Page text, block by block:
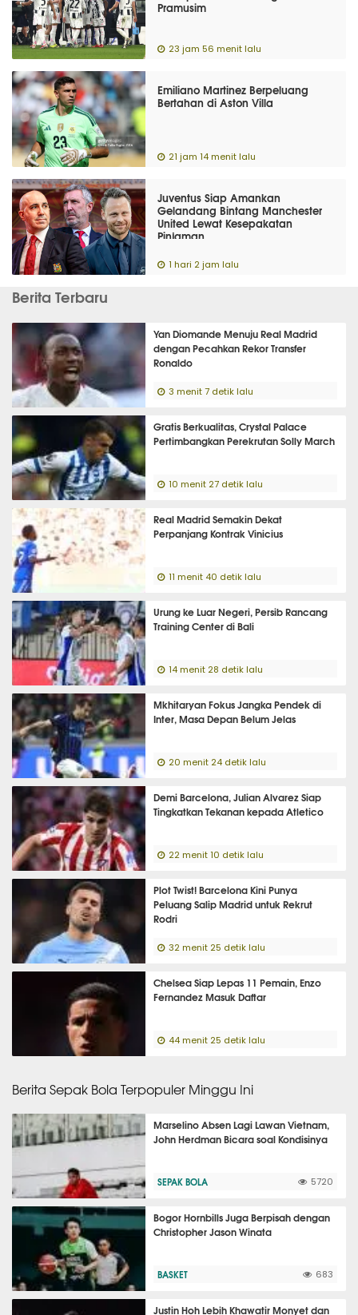
Pramusim
23 jam 56 menit lalu
Emiliano Martinez Berpeluang
Bertahan di Aston Villa
21 jam 14 menit lalu
Juventus Siap Amankan
Gelandang Bintang Manchester
United Lewat Kesepakatan
Pinjaman
1 hari 2 jam lalu
Berita Terbaru
Yan Diomande Menuju Real Madrid
dengan Pecahkan Rekor Transfer
Ronaldo
3 menit 7 detik lalu
Gratis Berkualitas, Crystal Palace
Pertimbangkan Perekrutan Solly March
10 menit 27 detik lalu
Real Madrid Semakin Dekat
Perpanjang Kontrak Vinicius
11 menit 40 detik lalu
Urung ke Luar Negeri, Persib Rancang
Training Center di Bali
14 menit 28 detik lalu
Mkhitaryan Fokus Jangka Pendek di
Inter, Masa Depan Belum Jelas
20 menit 24 detik lalu
Demi Barcelona, Julian Alvarez Siap
Tingkatkan Tekanan kepada Atletico
22 menit 10 detik lalu
Plot Twist! Barcelona Kini Punya
Peluang Salip Madrid untuk Rekrut
Rodri
32 menit 25 detik lalu
Chelsea Siap Lepas 11 Pemain, Enzo
Fernandez Masuk Daftar
44 menit 25 detik lalu
Berita Sepak Bola Terpopuler Minggu Ini
Marselino Absen Lagi Lawan Vietnam,
John Herdman Bicara soal Kondisinya
SEPAK BOLA 5720
Bogor Hornbills Juga Berpisah dengan
Christopher Jason Winata
BASKET 683
Justin Hoh Lebih Khawatir Monyet dan